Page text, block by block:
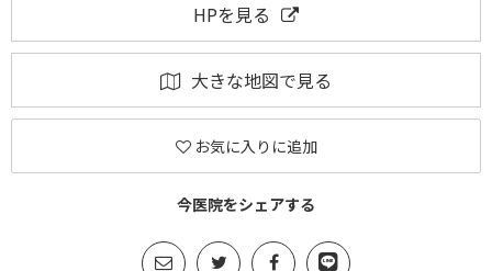
HPを見る
大きな地図で見る
お気に入りに追加
今医院をシェアする